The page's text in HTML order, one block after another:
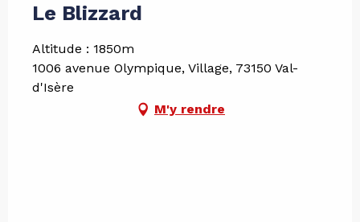
Le Blizzard
Altitude : 1850m
1006 avenue Olympique, Village, 73150 Val-
d'Isère
M'y rendre